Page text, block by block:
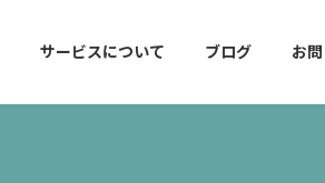
サービスについて ブログ お